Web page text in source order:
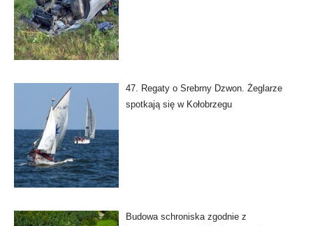
47. Regaty o Srebrny Dzwon. Żeglarze
spotkają się w Kołobrzegu
Budowa schroniska zgodnie z